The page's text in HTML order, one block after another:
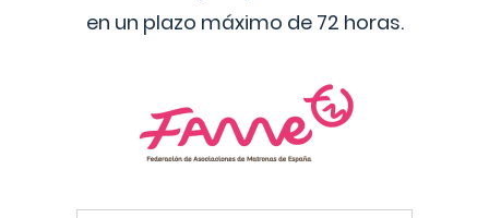
en un plazo máximo de 72 horas.